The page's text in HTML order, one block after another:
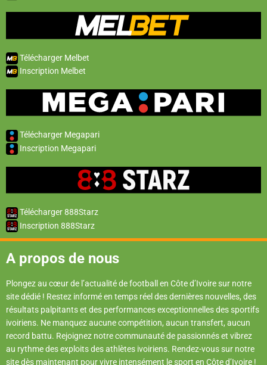
Télécharger Melbet
Inscription Melbet
Télécharger Megapari
Inscription Megapari
Télécharger 888Starz
Inscription 888Starz
A propos de nous
Plongez au cœur de l’actualité de football en Côte d’Ivoire sur notre
site dédié ! Restez informé en temps réel des dernières nouvelles, des
résultats palpitants et des performances exceptionnelles des sportifs
ivoiriens. Ne manquez aucune compétition, aucun transfert, aucun
record battu. Rejoignez notre communauté de passionnés et vibrez
au rythme des exploits des athlètes ivoiriens. Rendez-vous sur notre
site dès maintenant pour vivre intensément le sport en Côte d’Ivoire !